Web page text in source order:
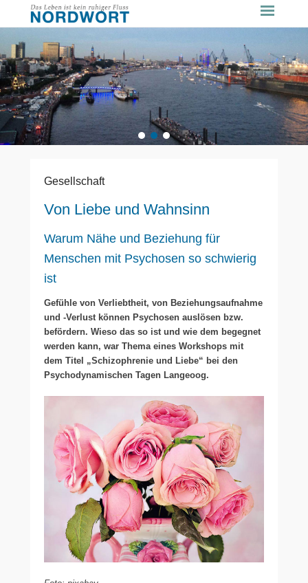
1 2 3
Gesellschaft
Von Liebe und Wahnsinn
Warum Nähe und Beziehung für
Menschen mit Psychosen so schwierig
ist
Gefühle von Verliebtheit, von Beziehungsaufnahme
und -Verlust können Psychosen auslösen bzw.
befördern. Wieso das so ist und wie dem begegnet
werden kann, war Thema eines Workshops mit
dem Titel „Schizophrenie und Liebe“ bei den
Psychodynamischen Tagen Langeoog.